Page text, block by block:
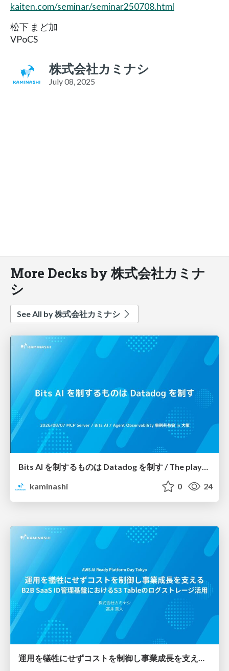
kaiten.com/seminar/seminar250708.html
松下 まど加
VPoCS
株式会社カミナシ
July 08, 2025
More Decks by 株式会社カミナ
シ
See All by 株式会社カミナシ
Bits AI を制するものは Datadog を制す / The player that controls Bits AI, controls Datadog
kaminashi
0 24